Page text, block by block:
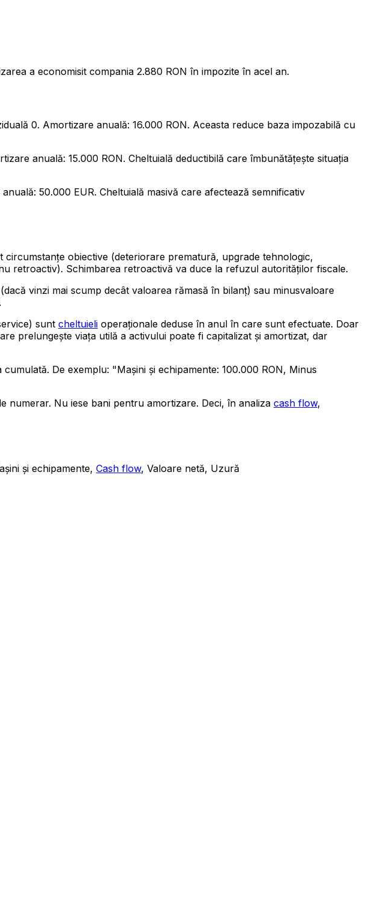
a economisit compania 2.880 RON în impozite în acel an.
0. Amortizare anuală: 16.000 RON. Aceasta reduce baza impozabilă cu
anuală: 15.000 RON. Cheltuială deductibilă care îmbunătățește situația
50.000 EUR. Cheltuială masivă care afectează semnificativ
circumstanțe obiective (deteriorare prematură, upgrade tehnologic,
retroactiv). Schimbarea retroactivă va duce la refuzul autorităților fiscale.
vinzi mai scump decât valoarea rămasă în bilanț) sau minusvaloare
sunt cheltuieli operaționale deduse în anul în care sunt efectuate. Doar
prelungește viața utilă a activului poate fi capitalizat și amortizat, dar
De exemplu: "Mașini și echipamente: 100.000 RON, Minus
numerar. Nu iese bani pentru amortizare. Deci, în analiza cash flow,
și echipamente, Cash flow, Valoare netă, Uzură